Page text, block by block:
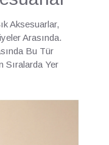
Aksesuarlar,
Arasında.
Bu Tür
Sıralarda Yer